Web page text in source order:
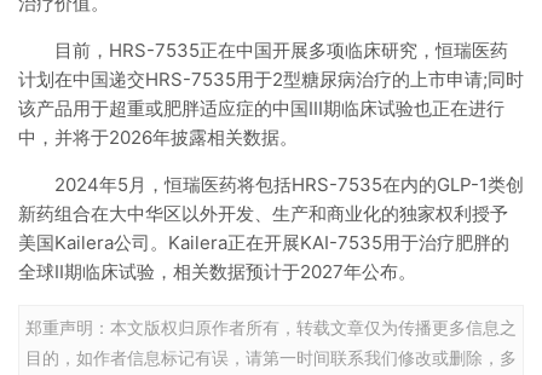
目前，HRS-7535正在中国开展多项临床研究，恒瑞医药
计划在中国递交HRS-7535用于2型糖尿病治疗的上市申请;同时
该产品用于超重或肥胖适应症的中国III期临床试验也正在进行
中，并将于2026年披露相关数据。
2024年5月，恒瑞医药将包括HRS-7535在内的GLP-1类创
新药组合在大中华区以外开发、生产和商业化的独家权利授予
美国Kailera公司。Kailera正在开展KAI-7535用于治疗肥胖的
全球II期临床试验，相关数据预计于2027年公布。
郑重声明：本文版权归原作者所有，转载文章仅为传播更多信息之
目的，如作者信息标记有误，请第一时间联系我们修改或删除，多